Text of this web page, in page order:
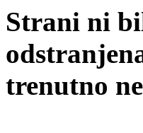
Strani ni
trenutno